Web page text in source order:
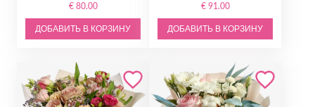
€ 80.00
ДОБАВИТЬ В КОРЗИНУ
€ 91.00
ДОБАВИТЬ В КОРЗИНУ